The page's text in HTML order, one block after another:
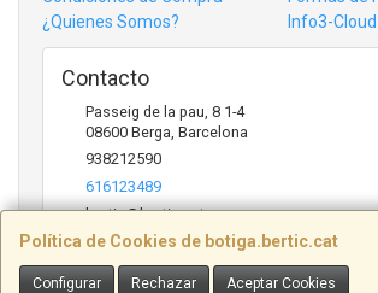
Política de Cookies de botiga.bertic.cat
Configurar Rechazar Aceptar Cookies
¿Quienes Somos?
Info3-Cloud
Contacto
Passeig de la pau, 8 1-4
08600 Berga, Barcelona
938212590
616123489
bertic@bertic.cat